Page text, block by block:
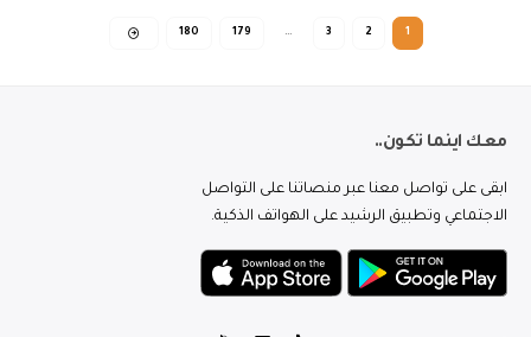
1
2
3
…
179
180
معك اينما تكون..
ابقى على تواصل معنا عبر منصاتنا على التواصل
الاجتماعي وتطبيق الرشيد على الهواتف الذكية.